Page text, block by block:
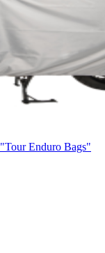
Enduro Bags"